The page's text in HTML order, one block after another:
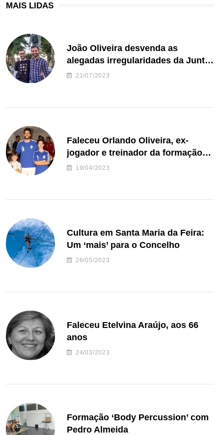
MAIS LIDAS
João Oliveira desvenda as
alegadas irregularidades da Junta
de Freguesia S. João de Ver
21/07/2023
Faleceu Orlando Oliveira, ex-
jogador e treinador da formação
de andebol do Feirense
19/04/2023
Cultura em Santa Maria da Feira:
Um ‘mais’ para o Concelho
26/05/2023
Faleceu Etelvina Araújo, aos 66
anos
24/03/2023
Formação ‘Body Percussion’ com
Pedro Almeida